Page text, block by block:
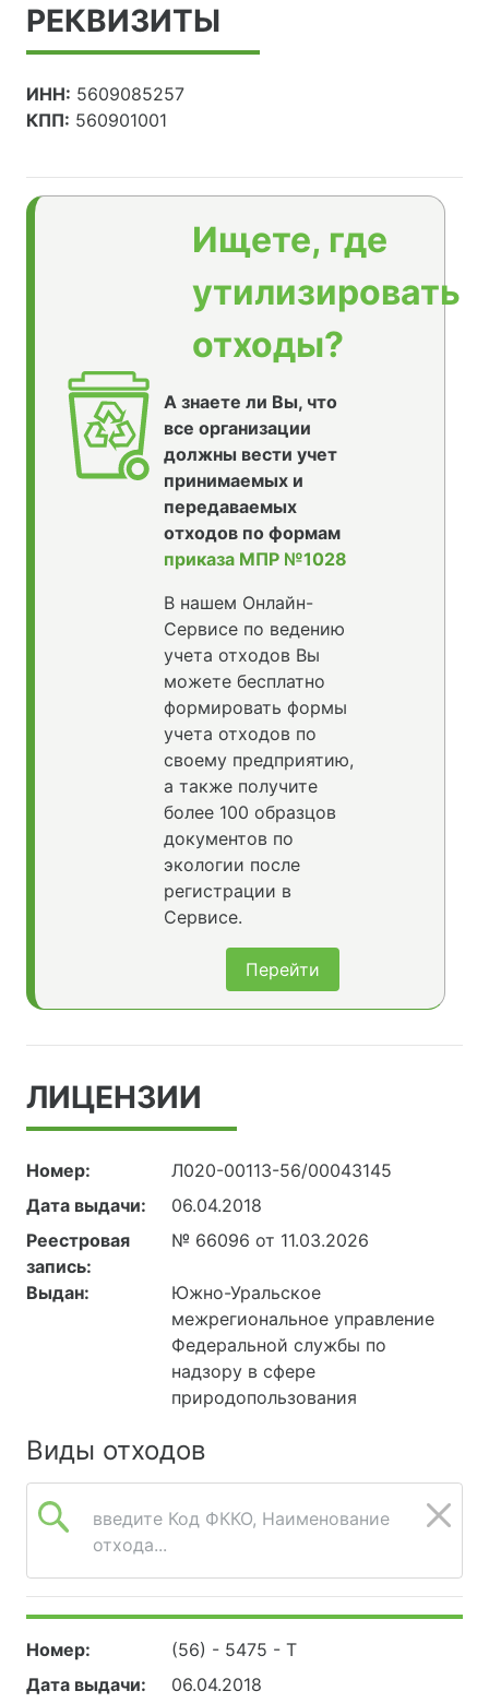
РЕКВИЗИТЫ
ИНН: 5609085257
КПП: 560901001
Ищете, где
утилизировать
отходы?
А знаете ли Вы, что
все организации
должны вести учет
принимаемых и
передаваемых
отходов по формам
приказа МПР №1028
В нашем Онлайн-
Сервисе по ведению
учета отходов Вы
можете бесплатно
формировать формы
учета отходов по
своему предприятию,
а также получите
более 100 образцов
документов по
экологии после
регистрации в
Сервисе.
Перейти
ЛИЦЕНЗИИ
Номер:
Л020-00113-56/00043145
Дата выдачи:
06.04.2018
Реестровая
запись:
№ 66096 от 11.03.2026
Выдан:
Южно-Уральское
межрегиональное управление
Федеральной службы по
надзору в сфере
природопользования
Виды отходов
введите Код ФККО, Наименование
отхода...
Номер:
(56) - 5475 - Т
Дата выдачи:
06.04.2018